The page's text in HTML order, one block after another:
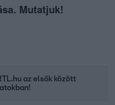
Mutatjuk!
az elsők között